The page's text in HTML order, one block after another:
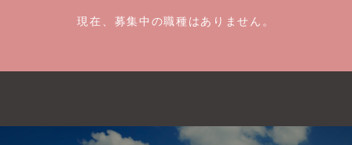
現在、募集中の職種はありません。